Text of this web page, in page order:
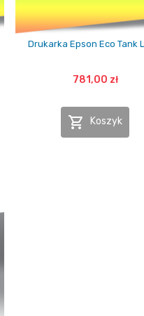
Drukarka Epson Eco Tank
781,00 zł
 Koszyk